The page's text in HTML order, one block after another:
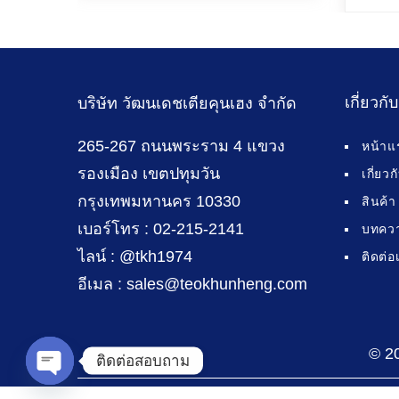
บริษัท วัฒนเดชเตียคุนเฮง จำกัด
265-267 ถนนพระราม 4 แขวง
รองเมือง เขตปทุมวัน
กรุงเทพมหานคร 10330
เบอร์โทร : 02-215-2141
ไลน์ : @tkh1974
อีเมล : sales@teokhunheng.com
เกี่ยวกั
หน้าแ
เกี่ยว
สินค้า
บทคว
ติดต่อ
©
ติดต่อสอบถาม